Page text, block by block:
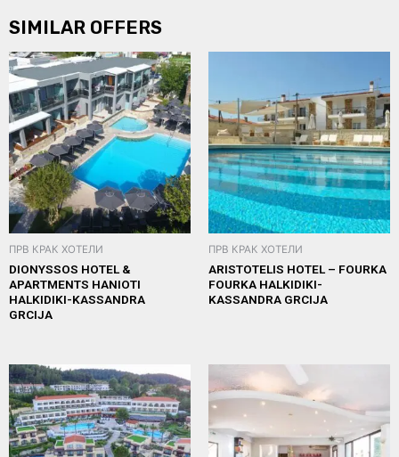
SIMILAR OFFERS
ПРВ КРАК ХОТЕЛИ
DIONYSSOS HOTEL &
APARTMENTS HANIOTI
HALKIDIKI-KASSANDRA
GRCIJA
ПРВ КРАК ХОТЕЛИ
ARISTOTELIS HOTEL – FOURKA
FOURKA HALKIDIKI-
KASSANDRA GRCIJA